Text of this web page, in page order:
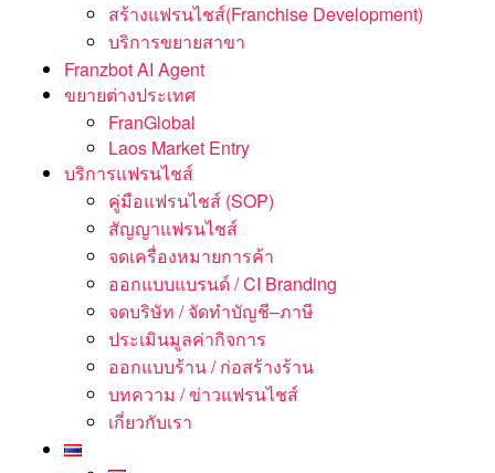
สร้างแฟรนไชส์(Franchise Development)
บริการขยายสาขา
Franzbot AI Agent
ขยายต่างประเทศ
FranGlobal
Laos Market Entry
บริการแฟรนไชส์
คู่มือแฟรนไชส์ (SOP)
สัญญาแฟรนไชส์
จดเครื่องหมายการค้า
ออกแบบแบรนด์ / CI Branding
จดบริษัท / จัดทำบัญชี–ภาษี
ประเมินมูลค่ากิจการ
ออกแบบร้าน / ก่อสร้างร้าน
บทความ / ข่าวแฟรนไชส์
เกี่ยวกับเรา